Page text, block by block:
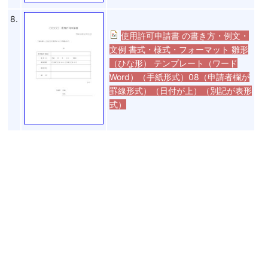
8.
使用許可申請書 の書き方・例文・
文例 書式・様式・フォーマット 雛形
（ひな形） テンプレート（ワード
Word）（手紙形式）08（申請者欄が
罫線形式）（日付が上）（別記が表形
式）